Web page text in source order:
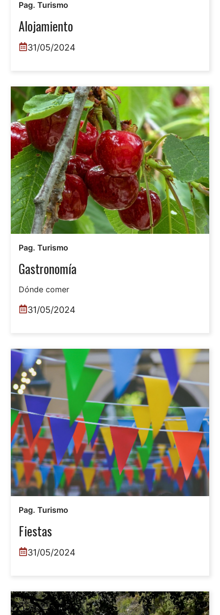
Pag. Turismo
Alojamiento
31/05/2024
Pag. Turismo
Gastronomía
Dónde comer
31/05/2024
Pag. Turismo
Fiestas
31/05/2024